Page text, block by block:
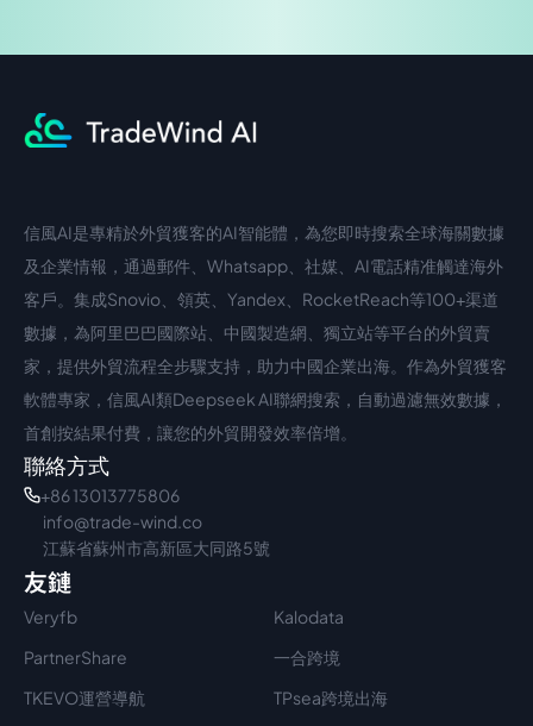
中文入口
信風AI是專精於外貿獲客的AI智能體，為您即時搜索全球海關數據
及企業情報，通過郵件、Whatsapp、社媒、AI電話精准觸達海外
客戶。集成Snovio、領英、Yandex、RocketReach等100+渠道
數據，為阿里巴巴國際站、中國製造網、獨立站等平台的外貿賣
家，提供外貿流程全步驟支持，助力中國企業出海。作為外貿獲客
軟體專家，信風AI類Deepseek AI聯網搜索，自動過濾無效數據，
首創按結果付費，讓您的外貿開發效率倍增。
聯絡方式
+86 13013775806
info@trade-wind.co
江蘇省蘇州市高新區大同路5號
友鏈
Veryfb
Kalodata
PartnerShare
一合跨境
TKEVO運營導航
TPsea跨境出海